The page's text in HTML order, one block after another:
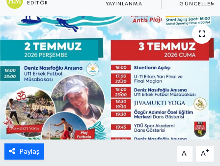
EDITÖR YAYINLANMA GÜNCELLEME
Paylaş A- A+
ESENTEPE
GAZİMAĞUSA
GİRNE
GÜNDEM
GÜNEY KIBRIS
İÇ HABERLER